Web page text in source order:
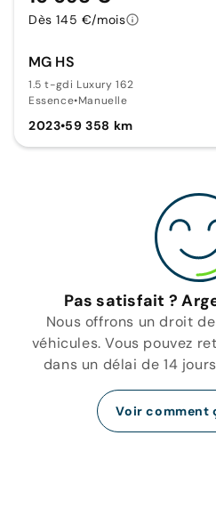
MG HS
1.5 t-gdi Luxury 162
Essence•Manuelle
2023•59 358 km
Dès 145 €/mois
Pas satisfait ?
Nous offrons un droit
véhicules. Vous pouvez
dans un délai de 14
Voir comment